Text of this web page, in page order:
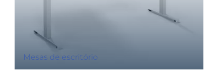
Mesas de escritório